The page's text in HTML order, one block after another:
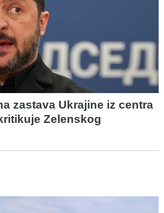
zastava Ukrajine iz centra
Zelenskog